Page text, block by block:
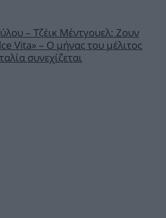
– Τζέικ Μέντγουελ: Ζουν
Vita» – Ο μήνας του μέλιτος
συνεχίζεται